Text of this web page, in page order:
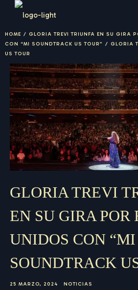
HOME / GLORIA TREVI TRIUNFA EN SU GIRA
CON “MI SOUNDTRACK US TOUR” / GLORIA
US TOUR
GLORIA TREVI
EN SU GIRA POR
UNIDOS CON “MI
SOUNDTRACK
25 MARZO, 2024 NOTICIAS